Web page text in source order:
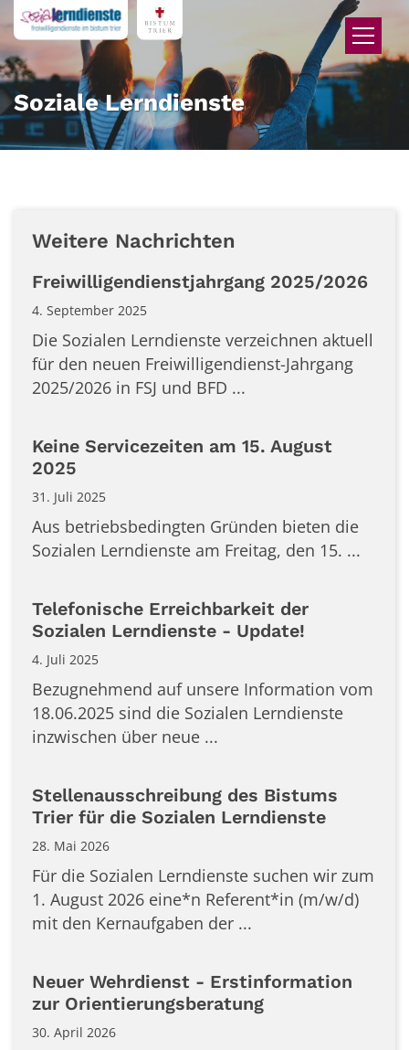
Zum Inhalt springen
Soziale Lerndienste
Weitere Nachrichten
Freiwilligendienstjahrgang 2025/2026
4. September 2025
Die Sozialen Lerndienste verzeichnen aktuell
für den neuen Freiwilligendienst-Jahrgang
2025/2026 in FSJ und BFD ...
Keine Servicezeiten am 15. August
2025
31. Juli 2025
Aus betriebsbedingten Gründen bieten die
Sozialen Lerndienste am Freitag, den 15. ...
Telefonische Erreichbarkeit der
Sozialen Lerndienste - Update!
4. Juli 2025
Bezugnehmend auf unsere Information vom
18.06.2025 sind die Sozialen Lerndienste
inzwischen über neue ...
Stellenausschreibung des Bistums
Trier für die Sozialen Lerndienste
28. Mai 2026
Für die Sozialen Lerndienste suchen wir zum
1. August 2026 eine*n Referent*in (m/w/d)
mit den Kernaufgaben der ...
Neuer Wehrdienst - Erstinformation
zur Orientierungsberatung
30. April 2026